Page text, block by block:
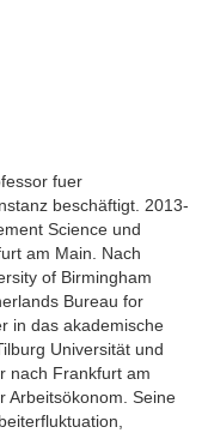
fuer
beschäftigt. 2013-
Science und
am Main. Nach
of Birmingham
Bureau for
in das akademische
Universität und
nach Frankfurt am
Arbeitsökonom. Seine